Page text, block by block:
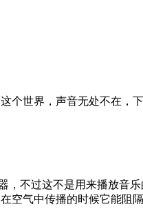
个世界，声音无处不在，
，不过这不是用来播放
空气中传播的时候它能阻